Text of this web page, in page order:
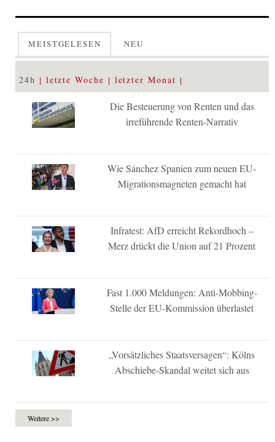
MEISTGELESEN NEU
24h letzte Woche letzter Monat
Die Besteuerung von Renten und das
irreführende Renten-Narrativ
Wie Sánchez Spanien zum neuen EU-
Migrationsmagneten gemacht hat
Infratest: AfD erreicht Rekordhoch –
Merz drückt die Union auf 21 Prozent
Fast 1.000 Meldungen: Anti-Mobbing-
Stelle der EU-Kommission überlastet
„Vorsätzliches Staatsversagen“: Kölns
Abschiebe-Skandal weitet sich aus
Weitere >>